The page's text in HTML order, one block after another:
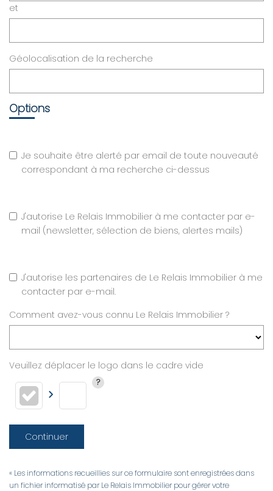
et
Géolocalisation de la recherche
Options
Je souhaite être alerté par email de toute nouveauté
correspondant à ma recherche ci-dessus
J'autorise Le Relais Immobilier à me contacter par e-
mail (newsletter, sélection de biens, alertes mails)
J'autorise les partenaires de Le Relais Immobilier à me
contacter par e-mail.
Comment avez-vous connu Le Relais Immobilier ?
Veuillez déplacer le logo dans le cadre vide
Continuer
« Les informations recueillies sur ce formulaire sont enregistrées dans
un fichier informatisé par Le Relais Immobilier pour gérer votre